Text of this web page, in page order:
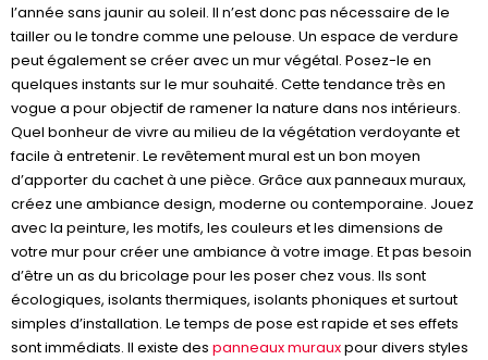
l’année sans jaunir au soleil. Il n’est donc pas nécessaire de le
tailler ou le tondre comme une pelouse. Un espace de verdure
peut également se créer avec un mur végétal. Posez-le en
quelques instants sur le mur souhaité. Cette tendance très en
vogue a pour objectif de ramener la nature dans nos intérieurs.
Quel bonheur de vivre au milieu de la végétation verdoyante et
facile à entretenir. Le revêtement mural est un bon moyen
d’apporter du cachet à une pièce. Grâce aux panneaux muraux,
créez une ambiance design, moderne ou contemporaine. Jouez
avec la peinture, les motifs, les couleurs et les dimensions de
votre mur pour créer une ambiance à votre image. Et pas besoin
d’être un as du bricolage pour les poser chez vous. Ils sont
écologiques, isolants thermiques, isolants phoniques et surtout
simples d’installation. Le temps de pose est rapide et ses effets
sont immédiats. Il existe des panneaux murauxpour divers styles